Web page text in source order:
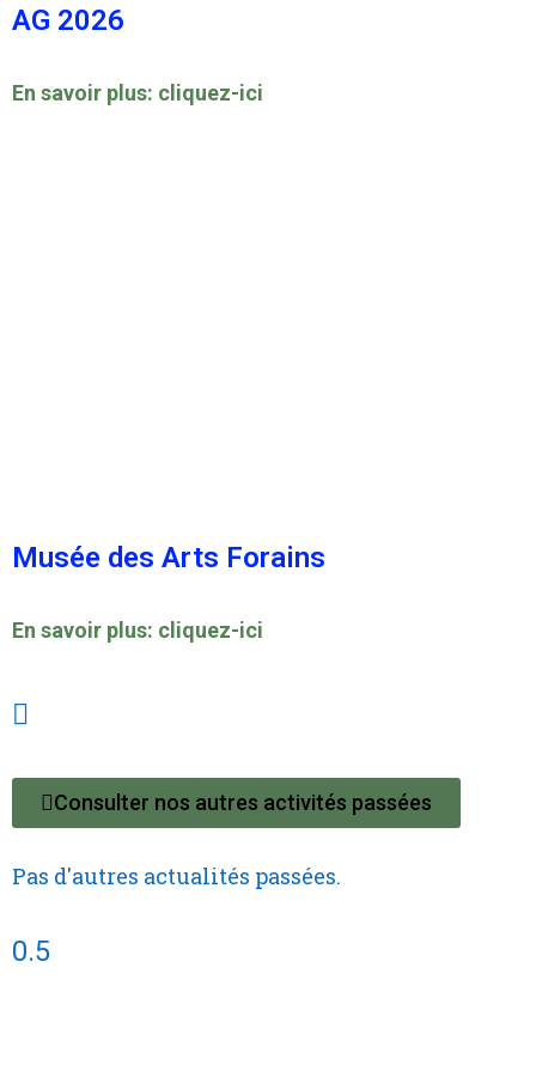
AG 2026
En savoir plus: cliquez-ici
Musée des Arts Forains
En savoir plus: cliquez-ici
Consulter nos autres activités passées
Pas d'autres actualités passées.